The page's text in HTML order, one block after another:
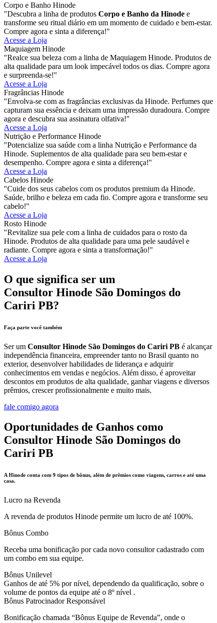
Corpo e Banho Hinode
"Descubra a linha de produtos Corpo e Banho da Hinode e
transforme seu ritual diário em um momento de cuidado e bem-estar.
Compre agora e sinta a diferença!"
Acesse a Loja
Maquiagem Hinode
"Realce sua beleza com a linha de Maquiagem Hinode. Produtos de
alta qualidade para um look impecável todos os dias. Compre agora
e surpreenda-se!"
Acesse a Loja
Fragrâncias Hinode
"Envolva-se com as fragrâncias exclusivas da Hinode. Perfumes que
capturam sua essência e deixam uma impressão duradoura. Compre
agora e descubra sua assinatura olfativa!"
Acesse a Loja
Nutrição e Performance Hinode
"Potencialize sua saúde com a linha Nutrição e Performance da
Hinode. Suplementos de alta qualidade para seu bem-estar e
desempenho. Compre agora e sinta a diferença!"
Acesse a Loja
Cabelos Hinode
"Cuide dos seus cabelos com os produtos premium da Hinode.
Saúde, brilho e beleza em cada fio. Compre agora e transforme seu
cabelo!"
Acesse a Loja
Rosto Hinode
"Revitalize sua pele com a linha de cuidados para o rosto da
Hinode. Produtos de alta qualidade para uma pele saudável e
radiante. Compre agora e sinta a transformação!"
Acesse a Loja
O que significa ser um
Consultor Hinode São Domingos do
Cariri PB?
Faça parte você também
Ser um Consultor Hinode São Domingos do Cariri PB é alcançar
independência financeira, empreender tanto no Brasil quanto no
exterior, desenvolver habilidades de liderança e adquirir
conhecimentos em vendas e negócios. Além disso, é aproveitar
descontos em produtos de alta qualidade, ganhar viagens e diversos
prêmios, crescer profissionalmente e muito mais.
fale comigo agora
Oportunidades de Ganhos como
Consultor Hinode São Domingos do
Cariri PB
A Hinode conta com 9 tipos de bônus, além de prêmios como viagens, carros e até uma
casa.
Lucro na Revenda
A revenda de produtos Hinode permite um lucro de até 100%.
Bônus Combo
Receba uma bonificação por cada novo consultor cadastrado com
um combo em sua equipe.
Bônus Unilevel
Ganhos de até 5% por nível, dependendo da qualificação, sobre o
volume de pontos da equipe até o 8º nível .
Bônus Patrocinador Responsável
Bonificação chamada “Bônus Equipe de Revenda”, onde o